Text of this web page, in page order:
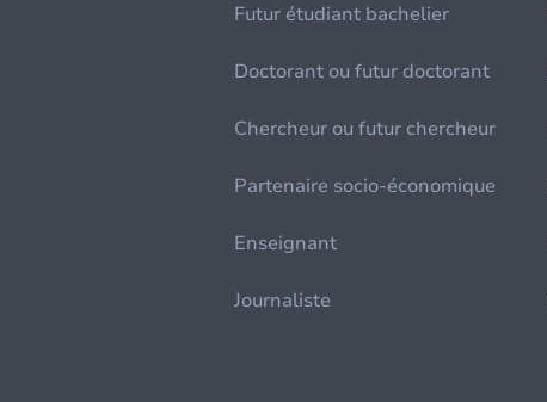
Futur étudiant bachelier
Doctorant ou futur doctorant
Chercheur ou futur chercheur
Partenaire socio-économique
Enseignant
Journaliste